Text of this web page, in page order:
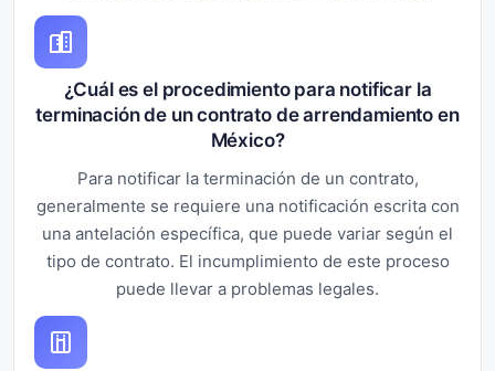
¿Cuál es el procedimiento para notificar la
terminación de un contrato de arrendamiento en
México?
Para notificar la terminación de un contrato,
generalmente se requiere una notificación escrita con
una antelación específica, que puede variar según el
tipo de contrato. El incumplimiento de este proceso
puede llevar a problemas legales.